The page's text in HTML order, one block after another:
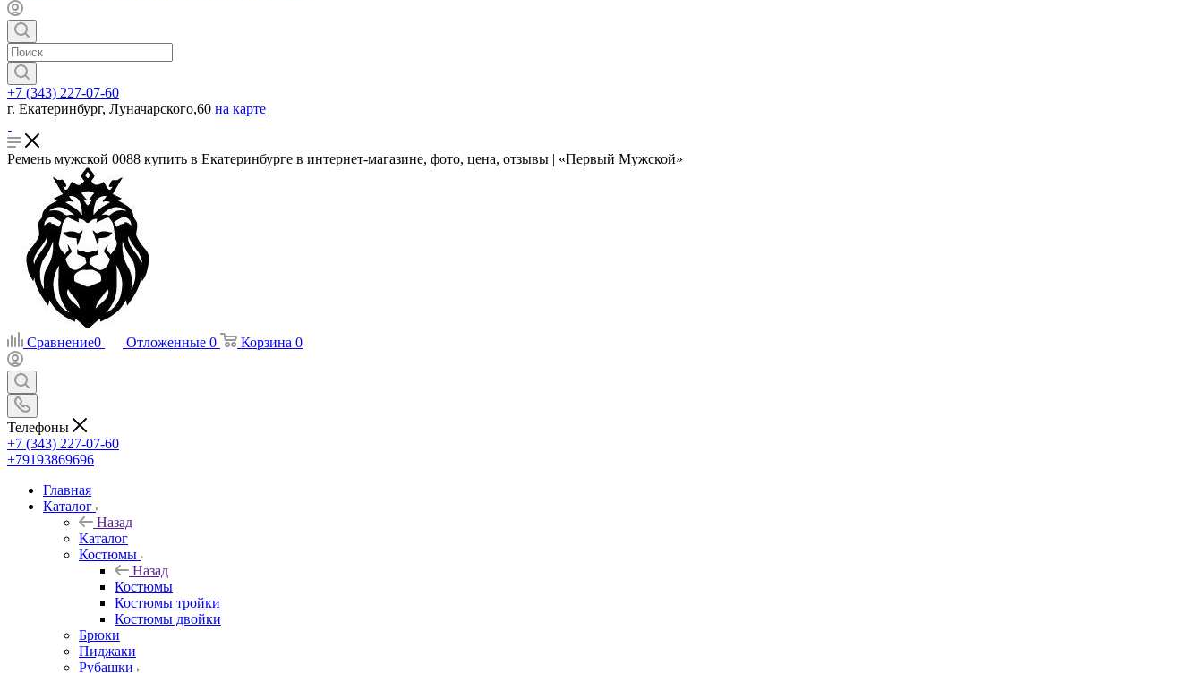
+7 (343) 227-07-60
г. Екатеринбург, Луначарского,60 на карте
Ремень мужской 0088 купить в Екатеринбурге в интернет-магазине, фото, цена, отзывы | «Первый Мужской»
Сравнение0 Отложенные 0 Корзина 0
Телефоны
+7 (343) 227-07-60
+79193869696
Главная
Каталог
Назад
Каталог
Костюмы
Назад
Костюмы
Костюмы тройки
Костюмы двойки
Брюки
Пиджаки
Рубашки